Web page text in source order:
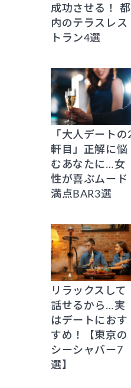
成功させる！ 都
内のテラスレス
トラン4選
「大人デートの
軒目」正解に悩
むあなたに…女
性が喜ぶムード
満点BAR3選
リラックスして
話せるから…実
はデートにおす
すめ！【東京の
シーシャバー7
選】